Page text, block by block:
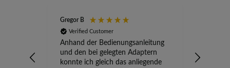
Gregor B
Verified Customer
Anhand der Bedienungsanleitung
und den bei gelegten Adaptern
konnte ich gleich das anliegende